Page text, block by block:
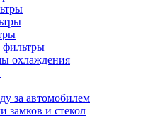
фильтры
охлаждения
за автомобилем
замков и стекол